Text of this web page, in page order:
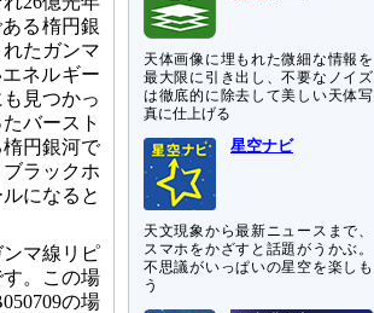
る楕円銀
たガンマ
ネルギー
見つかっ
バースト
円銀河で
ラックホ
になると
マ線リピ
。この場
の場
天体画像に埋もれた微細な情報を
最大限に引き出し、不要なノイズ
は徹底的に除去して美しい天体写
真に仕上げる
星空ナビ
天文現象から最新ニュースまで、
スマホをかざすと話題がうかぶ。
不思議がいっぱいの星空を楽しも
う